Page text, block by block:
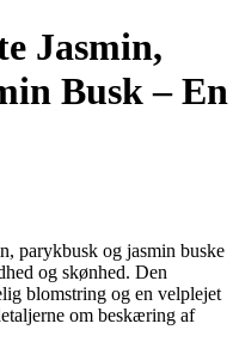
Jasmin,
Busk – En
parykbusk og jasmin buske
og skønhed. Den
blomstring og en velplejet
om beskæring af